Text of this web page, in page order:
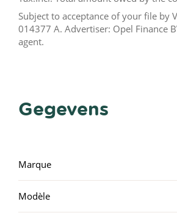
Subject to acceptance of your file by
014377 A. Advertiser: Opel Finance
agent.
Gegevens
Marque
Modèle